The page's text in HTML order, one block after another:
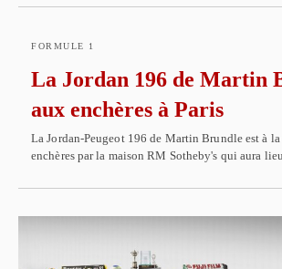
FORMULE 1
La Jordan 196 de Martin
aux enchères à Paris
La Jordan-Peugeot 196 de Martin Brundle est à
enchères par la maison RM Sotheby's qui aura